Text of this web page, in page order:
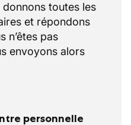
toutes les
et répondons
n’êtes pas
envoyons alors
personnelle